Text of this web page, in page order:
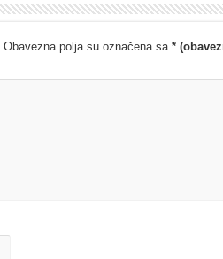
Obavezna polja su označena sa *